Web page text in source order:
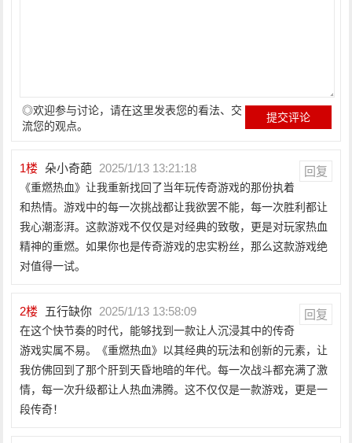
◎欢迎参与讨论，请在这里发表您的看法、交
流您的观点。
1楼 朵小奇葩 2025/1/13 13:21:18 回复
《重燃热血》让我重新找回了当年玩传奇游戏的那份执着
和热情。游戏中的每一次挑战都让我欲罢不能，每一次胜利都让
我心潮澎湃。这款游戏不仅仅是对经典的致敬，更是对玩家热血
精神的重燃。如果你也是传奇游戏的忠实粉丝，那么这款游戏绝
对值得一试。
2楼 五行缺你 2025/1/13 13:58:09 回复
在这个快节奏的时代，能够找到一款让人沉浸其中的传奇
游戏实属不易。《重燃热血》以其经典的玩法和创新的元素，让
我仿佛回到了那个肝到天昏地暗的年代。每一次战斗都充满了激
情，每一次升级都让人热血沸腾。这不仅仅是一款游戏，更是一
段传奇！